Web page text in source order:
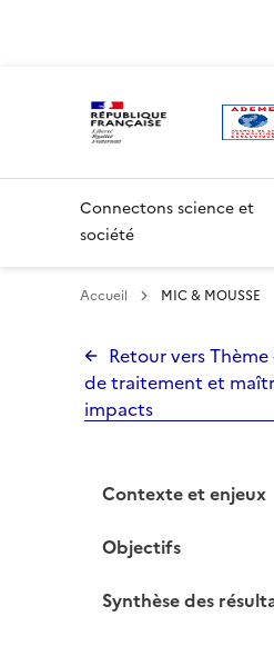
Connectons science et
société
Accueil MIC & MOUSSE
Retour vers
de traitement et
impacts
Contexte et enjeux
Objectifs
Synthèse des